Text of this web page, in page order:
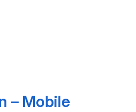
– Mobile